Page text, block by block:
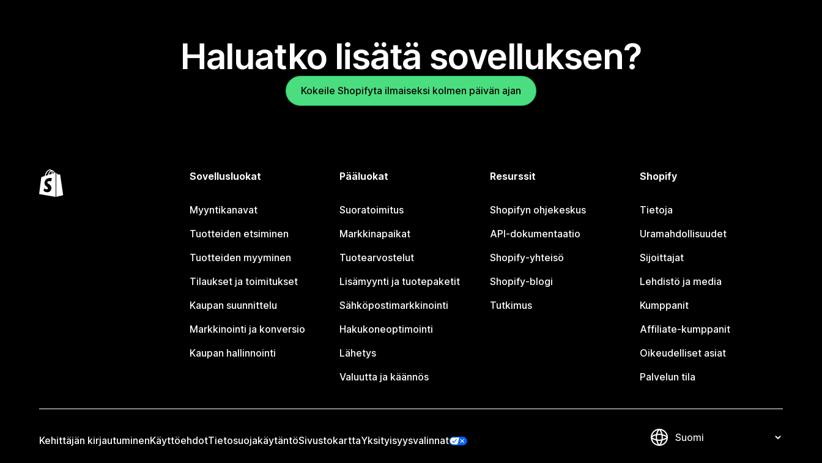
Haluatko lisätä sovelluksen?
Kokeile Shopifyta ilmaiseksi kolmen päivän ajan
Sovellusluokat
Myyntikanavat
Tuotteiden etsiminen
Tuotteiden myyminen
Tilaukset ja toimitukset
Kaupan suunnittelu
Markkinointi ja konversio
Kaupan hallinnointi
Pääluokat
Suoratoimitus
Markkinapaikat
Tuotearvostelut
Lisämyynti ja tuotepaketit
Sähköpostimarkkinointi
Hakukoneoptimointi
Lähetys
Valuutta ja käännös
Resurssit
Shopifyn ohjekeskus
API-dokumentaatio
Shopify-yhteisö
Shopify-blogi
Tutkimus
Shopify
Tietoja
Uramahdollisuudet
Sijoittajat
Lehdistö ja media
Kumppanit
Affiliate-kumppanit
Oikeudelliset asiat
Palvelun tila
Kehittäjän kirjautuminenKäyttöehdotTietosuojakäytäntöSivustokarttaYksityisyysvalinnat